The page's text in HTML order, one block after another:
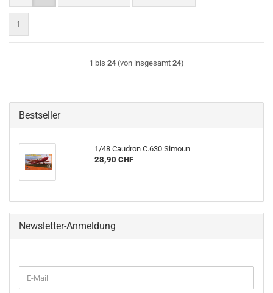
1
1 bis 24 (von insgesamt 24)
Bestseller
1/48 Caudron C.630 Simoun
28,90 CHF
Newsletter-Anmeldung
ZUR
E-
Mail